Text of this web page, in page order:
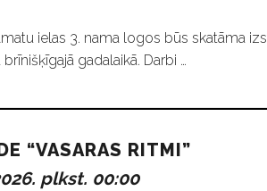
ielas 3. nama logos būs skatāma
gadalaikā. Darbi …
“VASARAS RITMI”
plkst. 00:00